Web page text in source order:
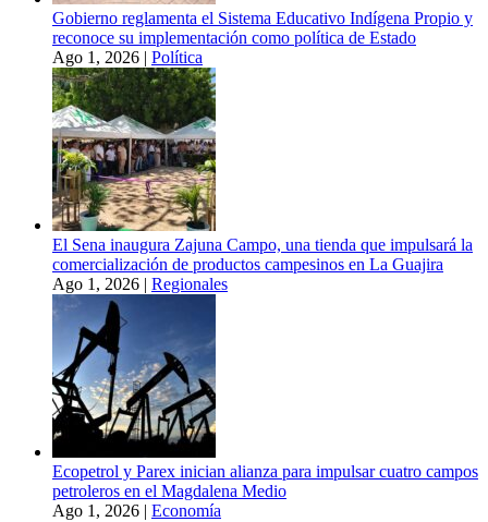
Gobierno reglamenta el Sistema Educativo Indígena Propio y
reconoce su implementación como política de Estado
Ago 1, 2026 | Política
El Sena inaugura Zajuna Campo, una tienda que impulsará la
comercialización de productos campesinos en La Guajira
Ago 1, 2026 | Regionales
Ecopetrol y Parex inician alianza para impulsar cuatro campos
petroleros en el Magdalena Medio
Ago 1, 2026 | Economía